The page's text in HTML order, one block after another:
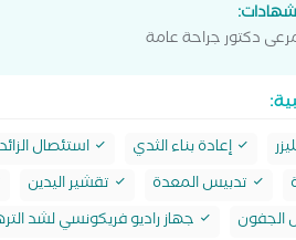
دكتور جراحة عامة
إعادة بناء الثدي استئصال
تدبيس المعدة تقشير اليدين
الجفون
جهاز راديو فريكونسي لشد